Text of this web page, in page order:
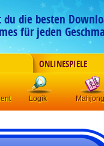
die besten
für jeden
ONLINESPIELE
Logik Mahjong